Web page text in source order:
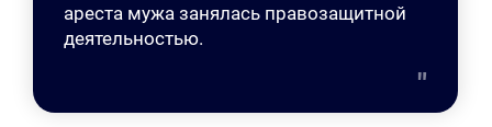
ареста мужа занялась правозащитной
деятельностью.